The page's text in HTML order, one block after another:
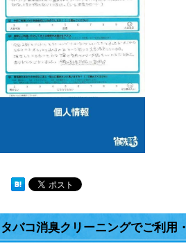
タバコ消臭クリーニングでご利用